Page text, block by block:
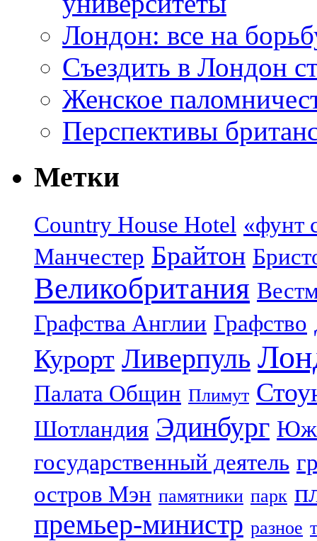
Лондон: все на
Съездить в Лондон
Женское
Перспективы
Метки
Country House Hotel «фунт
Манчестер Брайтон
Великобритания
Графства Англии Графство
Курорт Ливерпуль
Палата Общин Плимут
Шотландия Эдинбург
государственный деятель
остров Мэн памятники парк
премьер-министр разное